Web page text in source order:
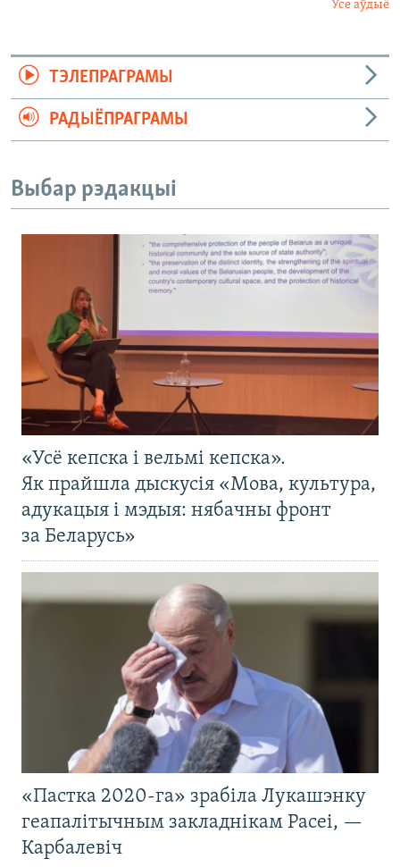
Усе аўдыё
ТЭЛЕПРАГРАМЫ
РАДЫЁПРАГРАМЫ
Выбар рэдакцыі
«Усё кепска і вельмі кепска».
Як прайшла дыскусія «Мова, культура,
адукацыя і мэдыя: нябачны фронт
за Беларусь»
«Пастка 2020-га» зрабіла Лукашэнку
геапалітычным закладнікам Расеі, —
Карбалевіч